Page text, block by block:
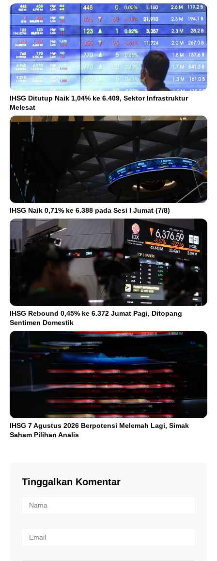
IHSG Ditutup Naik 1,04% ke 6.409, Sektor Infrastruktur
Melesat
IHSG Naik 0,71% ke 6.388 pada Sesi I Jumat (7/8)
IHSG Rebound 0,45% ke 6.372 Jumat Pagi, Ditopang
Sentimen Domestik
IHSG 7 Agustus 2026 Berpotensi Melemah Lagi, Simak
Saham Pilihan Analis
Tinggalkan Komentar